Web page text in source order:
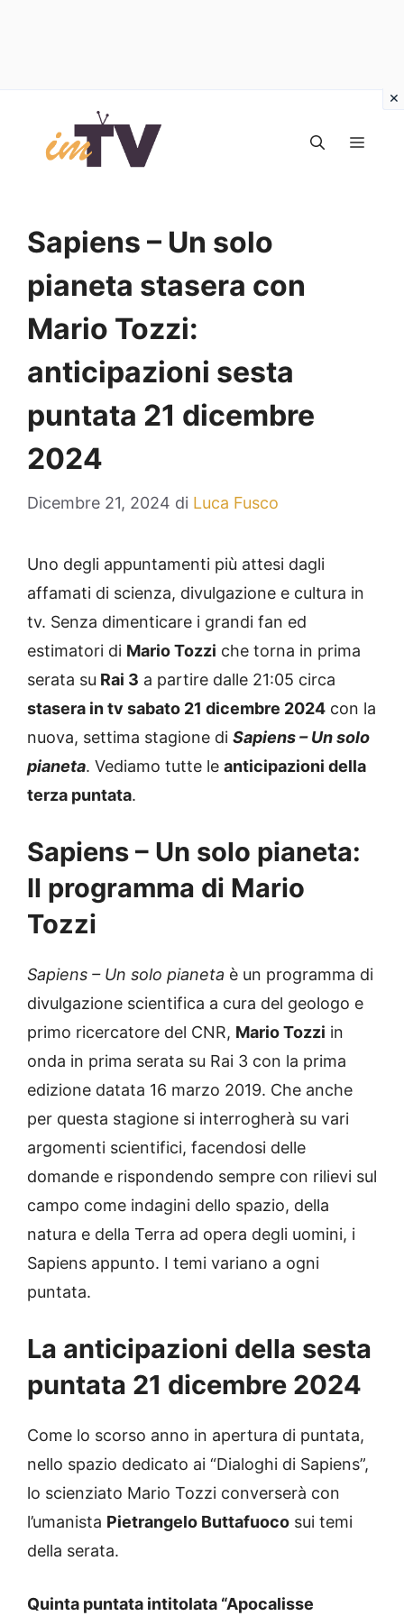
contenuto
Sapiens – Un solo
pianeta stasera con
Mario Tozzi:
anticipazioni sesta
puntata 21 dicembre
2024
Dicembre 21, 2024 di Luca Fusco
Uno degli appuntamenti più attesi dagli
affamati di scienza, divulgazione e cultura in
tv. Senza dimenticare i grandi fan ed
estimatori di Mario Tozzi che torna in prima
serata su Rai 3 a partire dalle 21:05 circa
stasera in tv sabato 21 dicembre 2024 con la
nuova, settima stagione di Sapiens – Un solo
pianeta. Vediamo tutte le anticipazioni della
terza puntata.
Sapiens – Un solo pianeta:
Il programma di Mario
Tozzi
Sapiens – Un solo pianeta è un programma di
divulgazione scientifica a cura del geologo e
primo ricercatore del CNR, Mario Tozzi in
onda in prima serata su Rai 3 con la prima
edizione datata 16 marzo 2019. Che anche
per questa stagione si interrogherà su vari
argomenti scientifici, facendosi delle
domande e rispondendo sempre con rilievi sul
campo come indagini dello spazio, della
natura e della Terra ad opera degli uomini, i
Sapiens appunto. I temi variano a ogni
puntata.
La anticipazioni della sesta
puntata 21 dicembre 2024
Come lo scorso anno in apertura di puntata,
nello spazio dedicato ai “Dialoghi di Sapiens”,
lo scienziato Mario Tozzi converserà con
l’umanista Pietrangelo Buttafuoco sui temi
della serata.
Quinta puntata intitolata “Apocalisse